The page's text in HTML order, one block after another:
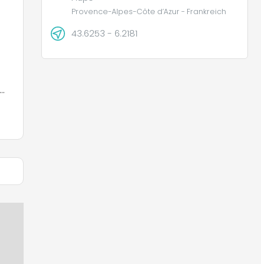
Provence-Alpes-Côte d’Azur - Frankreich
43.6253 - 6.2181